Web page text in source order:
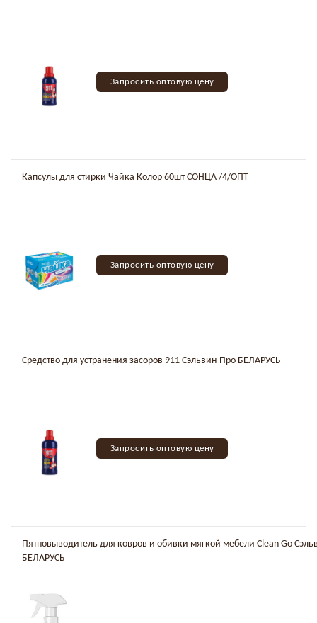
Запросить оптовую цену
Капсулы для стирки Чайка Колор 60шт СОНЦА /4/ОПТ
Запросить оптовую цену
Средство для устранения засоров 911 Сэльвин-Про БЕЛАРУСЬ
Запросить оптовую цену
Пятновыводитель для ковров и обивки мягкой мебели Clean Go
БЕЛАРУСЬ